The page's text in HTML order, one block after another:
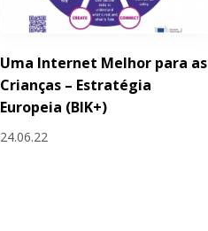
Uma Internet Melhor para as
Crianças – Estratégia
Europeia (BIK+)
24.06.22